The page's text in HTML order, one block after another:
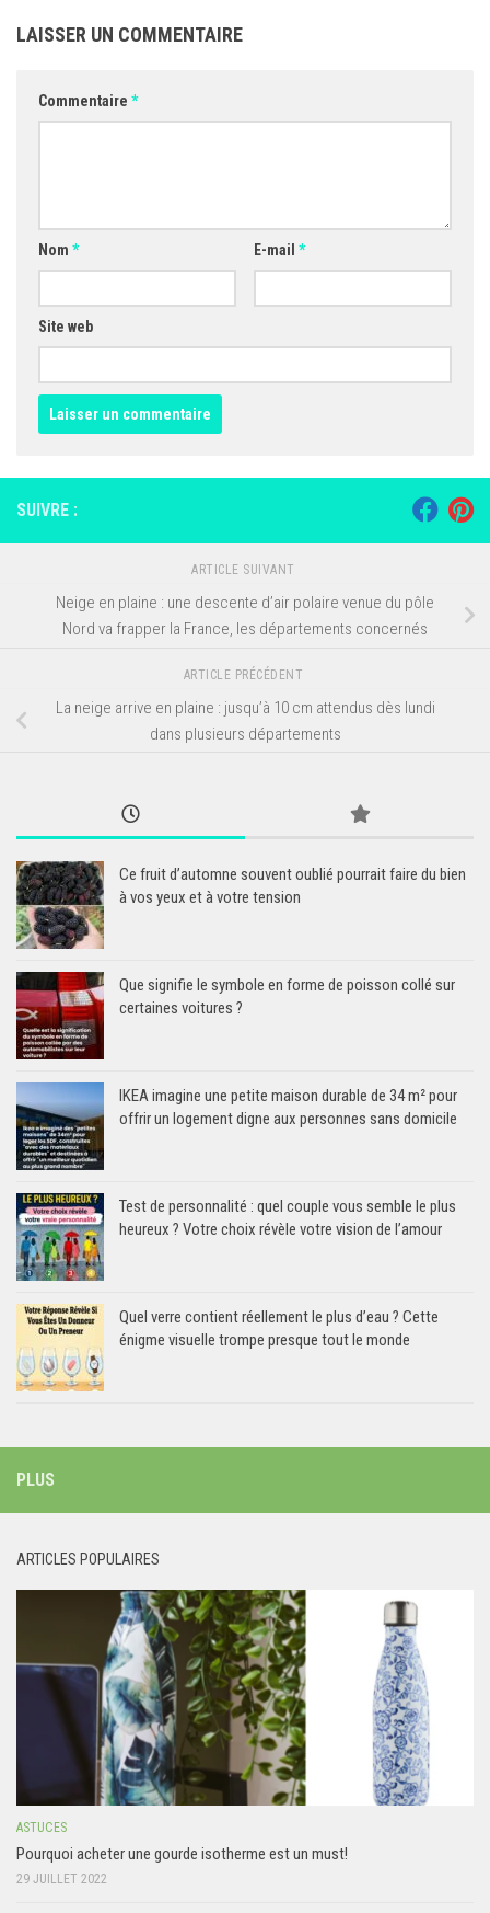
LAISSER UN COMMENTAIRE
Commentaire *
Nom * E-mail *
Site web
SUIVRE :
ARTICLE SUIVANT
Neige en plaine : une descente d’air polaire venue du pôle
Nord va frapper la France, les départements concernés
ARTICLE PRÉCÉDENT
La neige arrive en plaine : jusqu’à 10 cm attendus dès lundi
dans plusieurs départements
Ce fruit d’automne souvent oublié pourrait faire du bien
à vos yeux et à votre tension
Que signifie le symbole en forme de poisson collé sur
certaines voitures ?
IKEA imagine une petite maison durable de 34 m² pour
offrir un logement digne aux personnes sans domicile
Test de personnalité : quel couple vous semble le plus
heureux ? Votre choix révèle votre vision de l’amour
Quel verre contient réellement le plus d’eau ? Cette
énigme visuelle trompe presque tout le monde
PLUS
ARTICLES POPULAIRES
ASTUCES
Pourquoi acheter une gourde isotherme est un must!
29 JUILLET 2022